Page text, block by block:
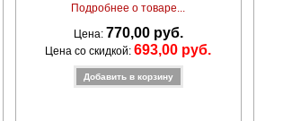
Подробнее о товаре...
Цена: 770,00 руб.
Цена со скидкой:693,00 руб.